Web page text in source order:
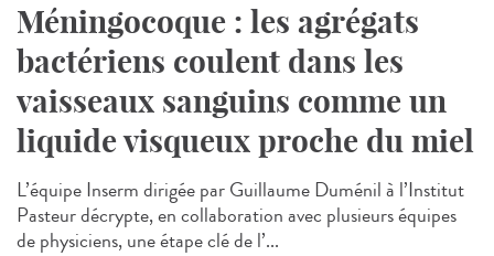
Méningocoque : les agrégats
bactériens coulent dans les
vaisseaux sanguins comme un
liquide visqueux proche du miel
L’équipe Inserm dirigée par Guillaume Duménil à l’Institut
Pasteur décrypte, en collaboration avec plusieurs équipes
de physiciens, une étape clé de l’...